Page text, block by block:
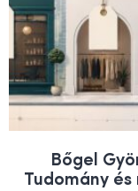
Bőgel
Tudomány